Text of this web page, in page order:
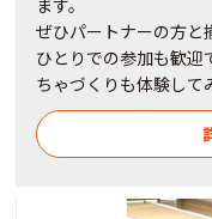
ぜひパートナーの方と
ひとりでの参加も歓迎
ちゃづくりも体験して